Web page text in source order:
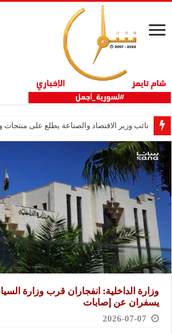
نائب وزير الاقتصاد والصناعة يطلع على منتجات
وزارة الداخلية: انفجاران قرب وزارة
يسفران عن إصابات
2026-07-07